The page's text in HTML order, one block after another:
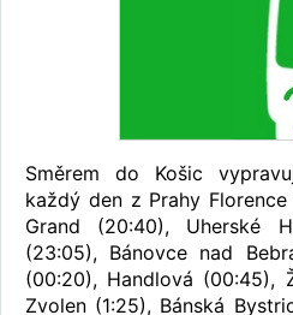
Směrem do Košic
každý den z Prahy
Grand (20:40), Uherské
(23:05), Bánovce nad
(00:20), Handlová (00:45),
Zvolen (1:25), Bánská